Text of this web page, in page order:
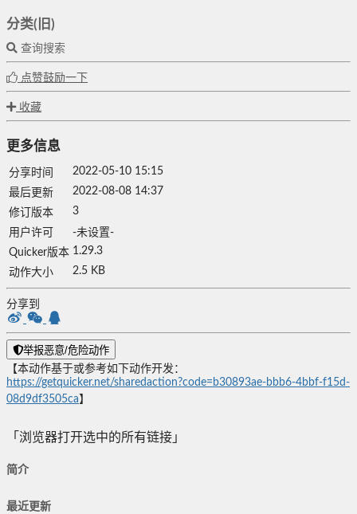
分类(旧)
查询搜索
点赞鼓励一下
收藏
更多信息
分享时间
2022-05-10 15:15
最后更新
2022-08-08 14:37
修订版本
3
用户许可
-未设置-
Quicker版本 1.29.3
动作大小
2.5 KB
分享到
举报恶意/危险动作
【本动作基于或参考如下动作开发：
https://getquicker.net/sharedaction?code=b30893ae-bbb6-4bbf-f15d-
08d9df3505ca 】
「浏览器打开选中的所有链接」
简介
最近更新